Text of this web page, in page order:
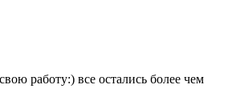
работу:) все остались более чем